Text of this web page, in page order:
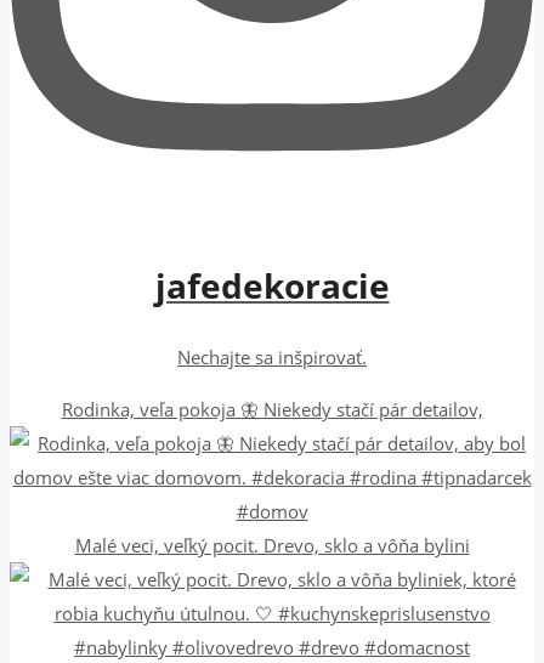
jafedekoracie
Nechajte sa inšpirovať.
Rodinka, veľa pokoja 🦋 Niekedy stačí pár detailov,
Malé veci, veľký pocit. Drevo, sklo a vôňa bylini